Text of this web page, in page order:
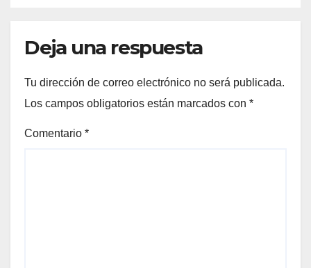
Deja una respuesta
Tu dirección de correo electrónico no será publicada.
Los campos obligatorios están marcados con *
Comentario *